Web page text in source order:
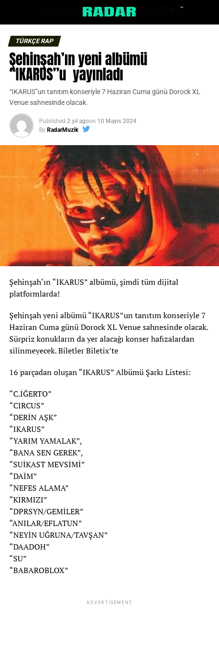
TÜRKÇE RAP
Şehinşah’ın yeni albümü
“IKARUS”u yayınladı
“IKARUS”un tanıtım konseriyle 7 Haziran Cuma günü Dorock XL
Venue sahnesinde olacak.
Published 2 yıl agoon 10 Mayıs 2024
By RadarMuzik
Şehinşah‘ın “IKARUS” albümü, şimdi tüm dijital
platformlarda!
Şehinşah yeni albümü “IKARUS”un tanıtım konseriyle 7
Haziran Cuma günü Dorock XL Venue sahnesinde olacak.
Sürpriz konukların da yer alacağı konser hafızalardan
silinmeyecek. Biletler Biletix’te
16 parçadan oluşan “IKARUS” Albümü Şarkı Listesi:
“C.İĞERTO”
“CIRCUS”
“DERİN AŞK”
“IKARUS”
“YARIM YAMALAK”,
“BANA SEN GEREK”,
“SUİKAST MEVSİMİ”
“DAİM”
“NEFES ALAMA”
“KIRMIZI”
“DPRSYN/GEMİLER”
“ANILAR/EFLATUN”
“NEYİN UĞRUNA/TAVŞAN”
“DAADOH”
“SU”
“BABAROBLOX”
ADVERTISEMENT